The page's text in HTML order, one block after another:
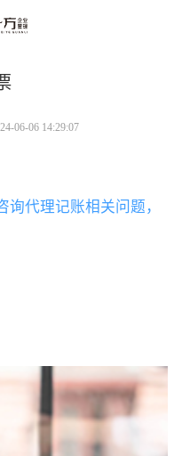
06-06 14:29:07
代理记账相关问题，